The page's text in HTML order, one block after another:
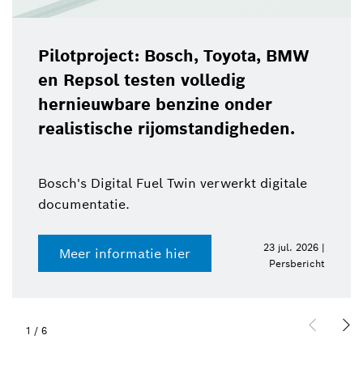
Pilotproject: Bosch, Toyota, BMW
en Repsol testen volledig
hernieuwbare benzine onder
realistische rijomstandigheden.
Bosch's Digital Fuel Twin verwerkt digitale
documentatie.
Meer informatie hier
23 jul. 2026 |
Persbericht
1 / 6